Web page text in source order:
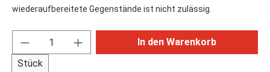
wiederaufbereitete Gegenstände ist nicht zulässig.
Produkt Anzahl: Gib den gewünschten
Stück
In den Warenkorb